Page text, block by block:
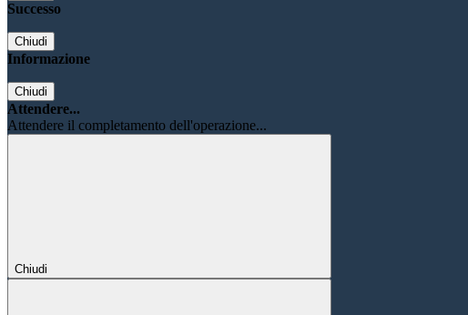
Successo
Chiudi
Informazione
Chiudi
Attendere...
Attendere il completamento dell'operazione...
Chiudi